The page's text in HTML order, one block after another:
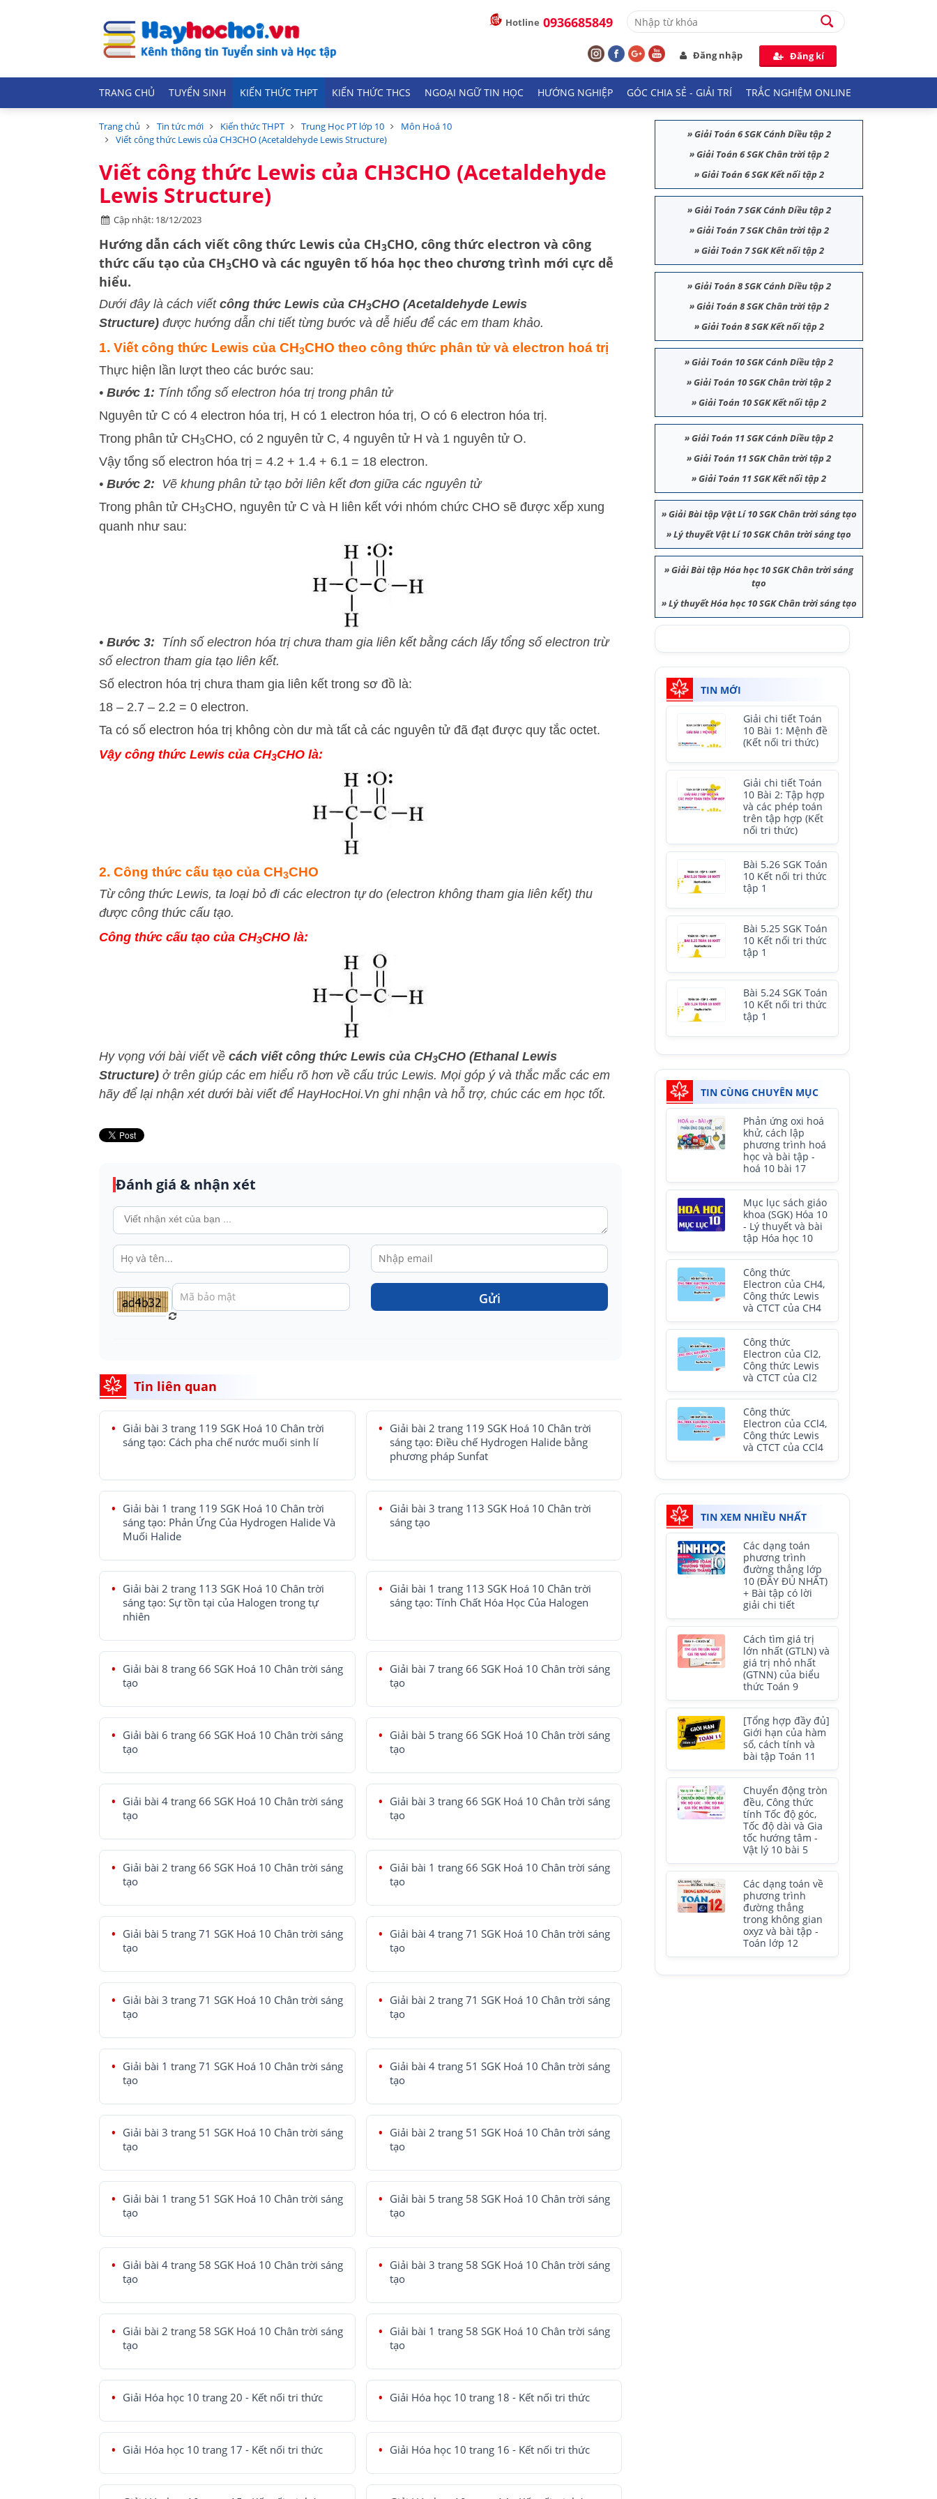
Hotline 0936685849
Đăng nhập Đăng kí
TRANG CHỦ TUYỂN SINH KIẾN THỨC THPT KIẾN THỨC THCS NGOẠI NGỮ TIN HỌC HƯỚNG NGHIỆP GÓC CHIA SẺ - GIẢI TRÍ TRẮC NGHIỆM ONLINE
Trang chủ Tin tức mới Kiến thức THPT Trung Học PT lớp 10
Môn Hoá 10
Viết công thức Lewis của CH3CHO (Acetaldehyde Lewis Structure)
Viết công thức Lewis của CH3CHO (Acetaldehyde
Lewis Structure)
Cập nhật: 18/12/2023
Hướng dẫn cách viết công thức Lewis của CH3CHO, công thức electron và công
thức cấu tạo của CH3CHO và các nguyên tố hóa học theo chương trình mới cực dễ
hiểu.
Dưới đây là cách viết công thức Lewis của CH3CHO (Acetaldehyde Lewis
Structure) được hướng dẫn chi tiết từng bước và dễ hiểu để các em tham khảo.
1. Viết công thức Lewis của CH3CHO theo công thức phân tử và electron hoá trị
Thực hiện lần lượt theo các bước sau:
• Bước 1: Tính tổng số electron hóa trị trong phân tử
Nguyên tử C có 4 electron hóa trị, H có 1 electron hóa trị, O có 6 electron hóa trị.
Trong phân tử CH3CHO, có 2 nguyên tử C, 4 nguyên tử H và 1 nguyên tử O.
Vậy tổng số electron hóa trị = 4.2 + 1.4 + 6.1 = 18 electron.
• Bước 2: Vẽ khung phân tử tạo bởi liên kết đơn giữa các nguyên tử
Trong phân tử CH3CHO, nguyên tử C và H liên kết với nhóm chức CHO sẽ được xếp xung
quanh như sau:
• Bước 3: Tính số electron hóa trị chưa tham gia liên kết bằng cách lấy tổng số electron trừ
số electron tham gia tạo liên kết.
Số electron hóa trị chưa tham gia liên kết trong sơ đồ là:
18 – 2.7 – 2.2 = 0 electron.
Ta có số electron hóa trị không còn dư mà tất cả các nguyên tử đã đạt được quy tắc octet.
Vậy công thức Lewis của CH3CHO là:
2. Công thức cấu tạo của CH3CHO
Từ công thức Lewis, ta loại bỏ đi các electron tự do (electron không tham gia liên kết) thu
được công thức cấu tạo.
Công thức cấu tạo của CH3CHO là:
Hy vọng với bài viết về cách viết công thức Lewis của CH3CHO (Ethanal Lewis
Structure) ở trên giúp các em hiểu rõ hơn về cấu trúc Lewis. Mọi góp ý và thắc mắc các em
hãy để lại nhận xét dưới bài viết để HayHocHoi.Vn ghi nhận và hỗ trợ, chúc các em học tốt.
Đánh giá & nhận xét
Gửi
Tin liên quan
Giải bài 3 trang 119 SGK Hoá 10 Chân trời
sáng tạo: Cách pha chế nước muối sinh lí
Giải bài 2 trang 119 SGK Hoá 10 Chân trời
sáng tạo: Điều chế Hydrogen Halide bằng
phương pháp Sunfat
Giải bài 1 trang 119 SGK Hoá 10 Chân trời
sáng tạo: Phản Ứng Của Hydrogen Halide Và
Muối Halide
Giải bài 3 trang 113 SGK Hoá 10 Chân trời
sáng tạo
Giải bài 2 trang 113 SGK Hoá 10 Chân trời
sáng tạo: Sự tồn tại của Halogen trong tự
nhiên
Giải bài 1 trang 113 SGK Hoá 10 Chân trời
sáng tạo: Tính Chất Hóa Học Của Halogen
Giải bài 8 trang 66 SGK Hoá 10 Chân trời sáng
tạo
Giải bài 7 trang 66 SGK Hoá 10 Chân trời sáng
tạo
Giải bài 6 trang 66 SGK Hoá 10 Chân trời sáng
tạo
Giải bài 5 trang 66 SGK Hoá 10 Chân trời sáng
tạo
Giải bài 4 trang 66 SGK Hoá 10 Chân trời sáng
tạo
Giải bài 3 trang 66 SGK Hoá 10 Chân trời sáng
tạo
Giải bài 2 trang 66 SGK Hoá 10 Chân trời sáng
tạo
Giải bài 1 trang 66 SGK Hoá 10 Chân trời sáng
tạo
Giải bài 5 trang 71 SGK Hoá 10 Chân trời sáng
tạo
Giải bài 4 trang 71 SGK Hoá 10 Chân trời sáng
tạo
Giải bài 3 trang 71 SGK Hoá 10 Chân trời sáng
tạo
Giải bài 2 trang 71 SGK Hoá 10 Chân trời sáng
tạo
Giải bài 1 trang 71 SGK Hoá 10 Chân trời sáng
tạo
Giải bài 4 trang 51 SGK Hoá 10 Chân trời sáng
tạo
Giải bài 3 trang 51 SGK Hoá 10 Chân trời sáng
tạo
Giải bài 2 trang 51 SGK Hoá 10 Chân trời sáng
tạo
Giải bài 1 trang 51 SGK Hoá 10 Chân trời sáng
tạo
Giải bài 5 trang 58 SGK Hoá 10 Chân trời sáng
tạo
Giải bài 4 trang 58 SGK Hoá 10 Chân trời sáng
tạo
Giải bài 3 trang 58 SGK Hoá 10 Chân trời sáng
tạo
Giải bài 2 trang 58 SGK Hoá 10 Chân trời sáng
tạo
Giải bài 1 trang 58 SGK Hoá 10 Chân trời sáng
tạo
Giải Hóa học 10 trang 20 - Kết nối tri thức Giải Hóa học 10 trang 18 - Kết nối tri thức
Giải Hóa học 10 trang 17 - Kết nối tri thức Giải Hóa học 10 trang 16 - Kết nối tri thức
»Giải Toán 6 SGK Cánh Diều tập 2
»Giải Toán 6 SGK Chân trời tập 2
»Giải Toán 6 SGK Kết nối tập 2
»Giải Toán 7 SGK Cánh Diều tập 2
»Giải Toán 7 SGK Chân trời tập 2
»Giải Toán 7 SGK Kết nối tập 2
»Giải Toán 8 SGK Cánh Diều tập 2
»Giải Toán 8 SGK Chân trời tập 2
»Giải Toán 8 SGK Kết nối tập 2
»Giải Toán 10 SGK Cánh Diều tập 2
»Giải Toán 10 SGK Chân trời tập 2
»Giải Toán 10 SGK Kết nối tập 2
»Giải Toán 11 SGK Cánh Diều tập 2
»Giải Toán 11 SGK Chân trời tập 2
»Giải Toán 11 SGK Kết nối tập 2
»Giải Bài tập Vật Lí 10 SGK Chân trời sáng tạo
»Lý thuyết Vật Lí 10 SGK Chân trời sáng tạo
»Giải Bài tập Hóa học 10 SGK Chân trời sáng
tạo
»Lý thuyết Hóa học 10 SGK Chân trời sáng tạo
TIN MỚI
Giải chi tiết Toán
10 Bài 1: Mệnh đề
(Kết nối tri thức)
Giải chi tiết Toán
10 Bài 2: Tập hợp
và các phép toán
trên tập hợp (Kết
nối tri thức)
Bài 5.26 SGK Toán
10 Kết nối tri thức
tập 1
Bài 5.25 SGK Toán
10 Kết nối tri thức
tập 1
Bài 5.24 SGK Toán
10 Kết nối tri thức
tập 1
TIN CÙNG CHUYÊN MỤC
Phản ứng oxi hoá
khử, cách lập
phương trình hoá
học và bài tập -
hoá 10 bài 17
Mục lục sách giáo
khoa (SGK) Hóa 10
- Lý thuyết và bài
tập Hóa học 10
Công thức
Electron của CH4,
Công thức Lewis
và CTCT của CH4
Công thức
Electron của Cl2,
Công thức Lewis
và CTCT của Cl2
Công thức
Electron của CCl4,
Công thức Lewis
và CTCT của CCl4
TIN XEM NHIỀU NHẤT
Các dạng toán
phương trình
đường thẳng lớp
10 (ĐẦY ĐỦ NHẤT)
+ Bài tập có lời
giải chi tiết
Cách tìm giá trị
lớn nhất (GTLN) và
giá trị nhỏ nhất
(GTNN) của biểu
thức Toán 9
[Tổng hợp đầy đủ]
Giới hạn của hàm
số, cách tính và
bài tập Toán 11
Chuyển động tròn
đều, Công thức
tính Tốc độ góc,
Tốc độ dài và Gia
tốc hướng tâm -
Vật lý 10 bài 5
Các dạng toán về
phương trình
đường thẳng
trong không gian
oxyz và bài tập -
Toán lớp 12